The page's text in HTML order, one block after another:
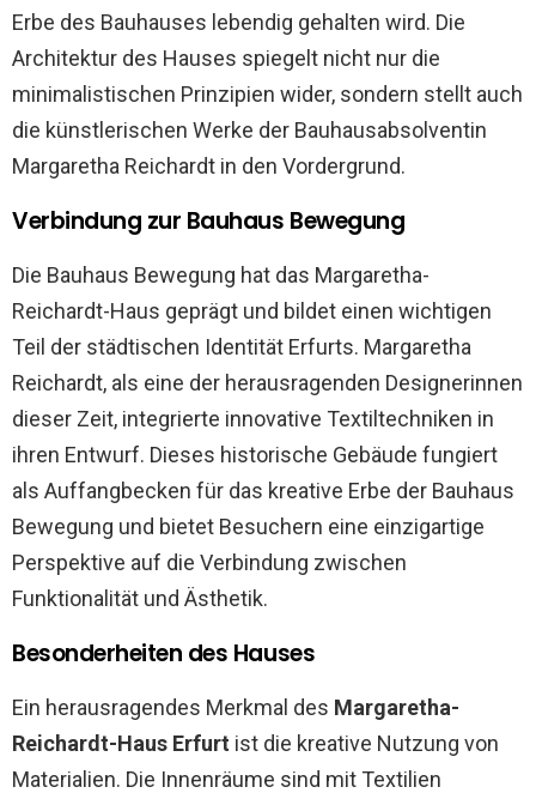
Erbe des Bauhauses lebendig gehalten wird. Die
Architektur des Hauses spiegelt nicht nur die
minimalistischen Prinzipien wider, sondern stellt auch
die künstlerischen Werke der Bauhausabsolventin
Margaretha Reichardt in den Vordergrund.
Verbindung zur Bauhaus Bewegung
Die Bauhaus Bewegung hat das Margaretha-
Reichardt-Haus geprägt und bildet einen wichtigen
Teil der städtischen Identität Erfurts. Margaretha
Reichardt, als eine der herausragenden Designerinnen
dieser Zeit, integrierte innovative Textiltechniken in
ihren Entwurf. Dieses historische Gebäude fungiert
als Auffangbecken für das kreative Erbe der Bauhaus
Bewegung und bietet Besuchern eine einzigartige
Perspektive auf die Verbindung zwischen
Funktionalität und Ästhetik.
Besonderheiten des Hauses
Ein herausragendes Merkmal des Margaretha-
Reichardt-Haus Erfurt ist die kreative Nutzung von
Materialien. Die Innenräume sind mit Textilien